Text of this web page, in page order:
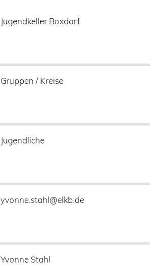
Jugendkeller Boxdorf
Gruppen / Kreise
Jugendliche
yvonne.stahl@elkb.de
Yvonne Stahl